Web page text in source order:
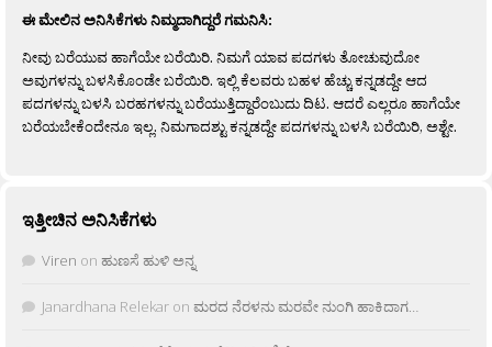
ಈ ಮೇಲಿನ ಅನಿಸಿಕೆಗಳು ನಿಮ್ಮದಾಗಿದ್ದರೆ ಗಮನಿಸಿ:
ನೀವು ಬರೆಯುವ ಹಾಗೆಯೇ ಬರೆಯಿರಿ. ನಿಮಗೆ ಯಾವ ಪದಗಳು ತೋಚುವುದೋ
ಅವುಗಳನ್ನು ಬಳಸಿಕೊಂಡೇ ಬರೆಯಿರಿ. ಇಲ್ಲಿ ಕೆಲವರು ಬಹಳ ಹೆಚ್ಚು ಕನ್ನಡದ್ದೇ ಆದ
ಪದಗಳನ್ನು ಬಳಸಿ ಬರಹಗಳನ್ನು ಬರೆಯುತ್ತಿದ್ದಾರೆಂಬುದು ದಿಟ. ಆದರೆ ಎಲ್ಲರೂ ಹಾಗೆಯೇ
ಬರೆಯಬೇಕೆಂದೇನೂ ಇಲ್ಲ. ನಿಮಗಾದಶ್ಟು ಕನ್ನಡದ್ದೇ ಪದಗಳನ್ನು ಬಳಸಿ ಬರೆಯಿರಿ, ಅಶ್ಟೇ.
ಇತ್ತೀಚಿನ ಅನಿಸಿಕೆಗಳು
Viren on ಹುಣಸೆ ಹುಳಿ ಅನ್ನ
Janardhana Relekar on ಮರದ ನೆರಳನು ಮರವೇ ನುಂಗಿ ಹಾಕಿದಾಗ…